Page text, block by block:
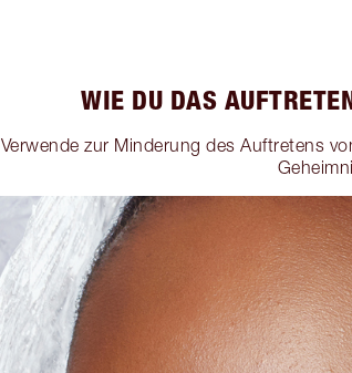
WIE DU DAS
Verwende zur Minderung des Auftretens